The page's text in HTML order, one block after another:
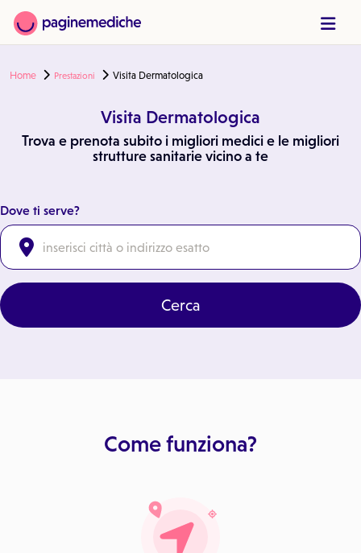
Home Prestazioni Visita Dermatologica
Visita Dermatologica
Trova e prenota subito i migliori medici e le migliori
strutture sanitarie vicino a te
Dove ti serve?
Cerca
Come funziona?